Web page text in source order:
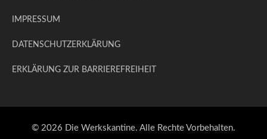
IMPRESSUM
DATENSCHUTZERKLÄRUNG
ERKLÄRUNG ZUR BARRIEREFREIHEIT
© 2026 Die Werkskantine. Alle Rechte Vorbehalten.